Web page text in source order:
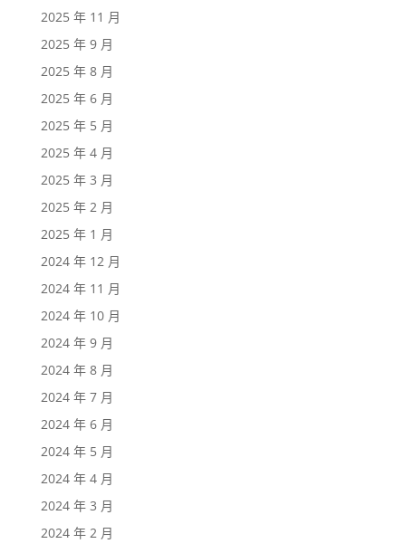
2025 年 11 月
2025 年 9 月
2025 年 8 月
2025 年 6 月
2025 年 5 月
2025 年 4 月
2025 年 3 月
2025 年 2 月
2025 年 1 月
2024 年 12 月
2024 年 11 月
2024 年 10 月
2024 年 9 月
2024 年 8 月
2024 年 7 月
2024 年 6 月
2024 年 5 月
2024 年 4 月
2024 年 3 月
2024 年 2 月